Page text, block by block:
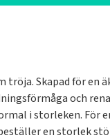
tröja. Skapad för en
och
i storleken. För
en storlek